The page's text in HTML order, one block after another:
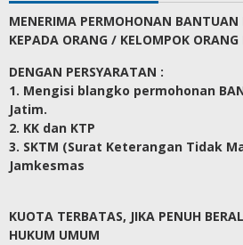
MENERIMA PERMOHONAN BANTUAN
KEPADA ORANG / KELOMPOK ORANG
DENGAN PERSYARATAN :
1. Mengisi blangko permohonan
Jatim.
2. KK dan KTP
3. SKTM (Surat Keterangan Tidak
Jamkesmas
KUOTA TERBATAS, JIKA PENUH
HUKUM UMUM